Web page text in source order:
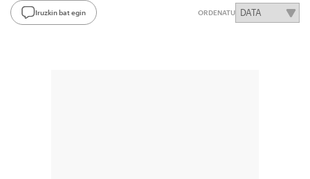
Iruzkin bat egin ORDENATU